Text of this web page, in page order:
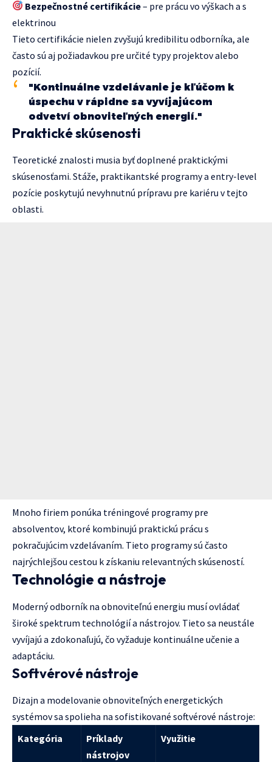
Bezpečnostné certifikácie– pre prácu vo výškach a s
elektrinou
Tieto certifikácie nielen zvyšujú kredibilitu odborníka, ale
často sú aj požiadavkou pre určité typy projektov alebo
pozícií.
"Kontinuálne vzdelávanie je kľúčom k
úspechu v rápidne sa vyvíjajúcom
odvetví obnoviteľných energií."
Praktické skúsenosti
Teoretické znalosti musia byť doplnené praktickými
skúsenosťami. Stáže, praktikantské programy a entry-level
pozície poskytujú nevyhnutnú prípravu pre kariéru v tejto
oblasti.
Mnoho firiem ponúka tréningové programy pre
absolventov, ktoré kombinujú praktickú prácu s
pokračujúcim vzdelávaním. Tieto programy sú často
najrýchlejšou cestou k získaniu relevantných skúseností.
Technológie a nástroje
Moderný odborník na obnoviteľnú energiu musí ovládať
široké spektrum technológií a nástrojov. Tieto sa neustále
vyvíjajú a zdokonaľujú, čo vyžaduje kontinuálne učenie a
adaptáciu.
Softvérové nástroje
Dizajn a modelovanie obnoviteľných energetických
systémov sa spolieha na sofistikované softvérové nástroje:
Kategória
Príklady
nástrojov
Využitie